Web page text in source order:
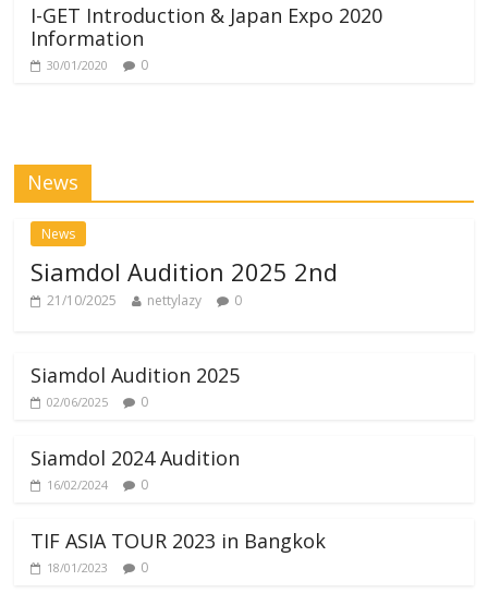
I-GET Introduction & Japan Expo 2020
Information
30/01/2020 0
News
News
Siamdol Audition 2025 2nd
21/10/2025 nettylazy 0
Siamdol Audition 2025
02/06/2025 0
Siamdol 2024 Audition
16/02/2024 0
TIF ASIA TOUR 2023 in Bangkok
18/01/2023 0